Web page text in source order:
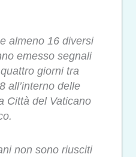
almeno 16 diversi
emesso segnali
giorni tra
all’interno delle
Città del Vaticano
non sono riusciti